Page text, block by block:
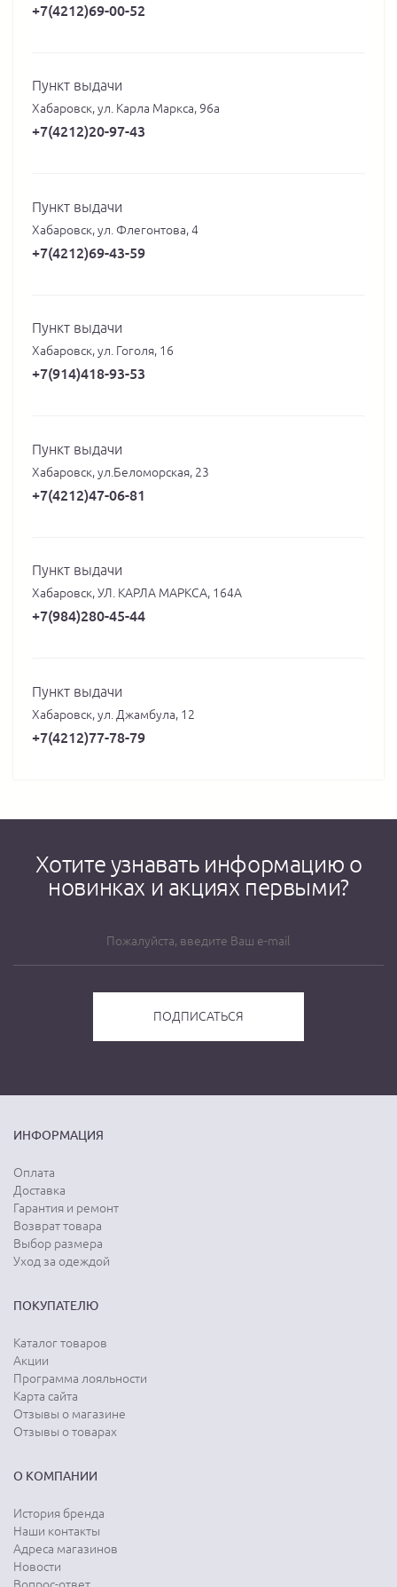
+7(4212)69-00-52
Пункт выдачи
Хабаровск, ул. Карла Маркса, 96а
+7(4212)20-97-43
Пункт выдачи
Хабаровск, ул. Флегонтова, 4
+7(4212)69-43-59
Пункт выдачи
Хабаровск, ул. Гоголя, 16
+7(914)418-93-53
Пункт выдачи
Хабаровск, ул.Беломорская, 23
+7(4212)47-06-81
Пункт выдачи
Хабаровск, УЛ. КАРЛА МАРКСА, 164А
+7(984)280-45-44
Пункт выдачи
Хабаровск, ул. Джамбула, 12
+7(4212)77-78-79
Хотите узнавать информацию о
новинках и акциях первыми?
ИНФОРМАЦИЯ
Оплата
Доставка
Гарантия и ремонт
Возврат товара
Выбор размера
Уход за одеждой
ПОКУПАТЕЛЮ
Каталог товаров
Акции
Программа лояльности
Карта сайта
Отзывы о магазине
Отзывы о товарах
О КОМПАНИИ
История бренда
Наши контакты
Адреса магазинов
Новости